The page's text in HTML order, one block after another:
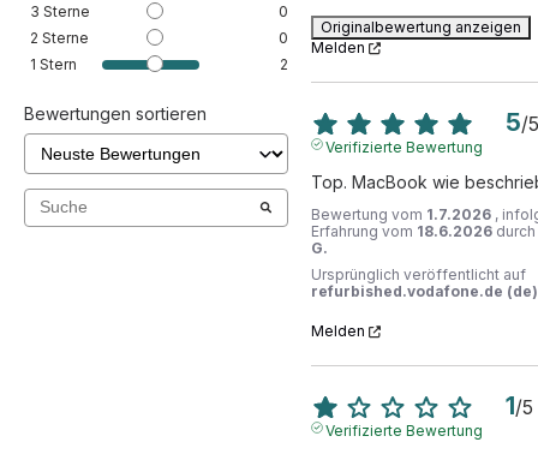
3 Sterne
0
2 Sterne
0
1 Stern 2
Bewertungen sortieren
Originalbewertung anzeigen
Melden
5/5
Verifizierte Bewertung
Top. MacBook wie
Bewertung vom 1.7.2026 ,
Erfahrung vom 18.6.2026 durch
G.
Ursprünglich veröffentlicht auf
refurbished.vodafone.de (de)
Melden
1/5
Verifizierte Bewertung